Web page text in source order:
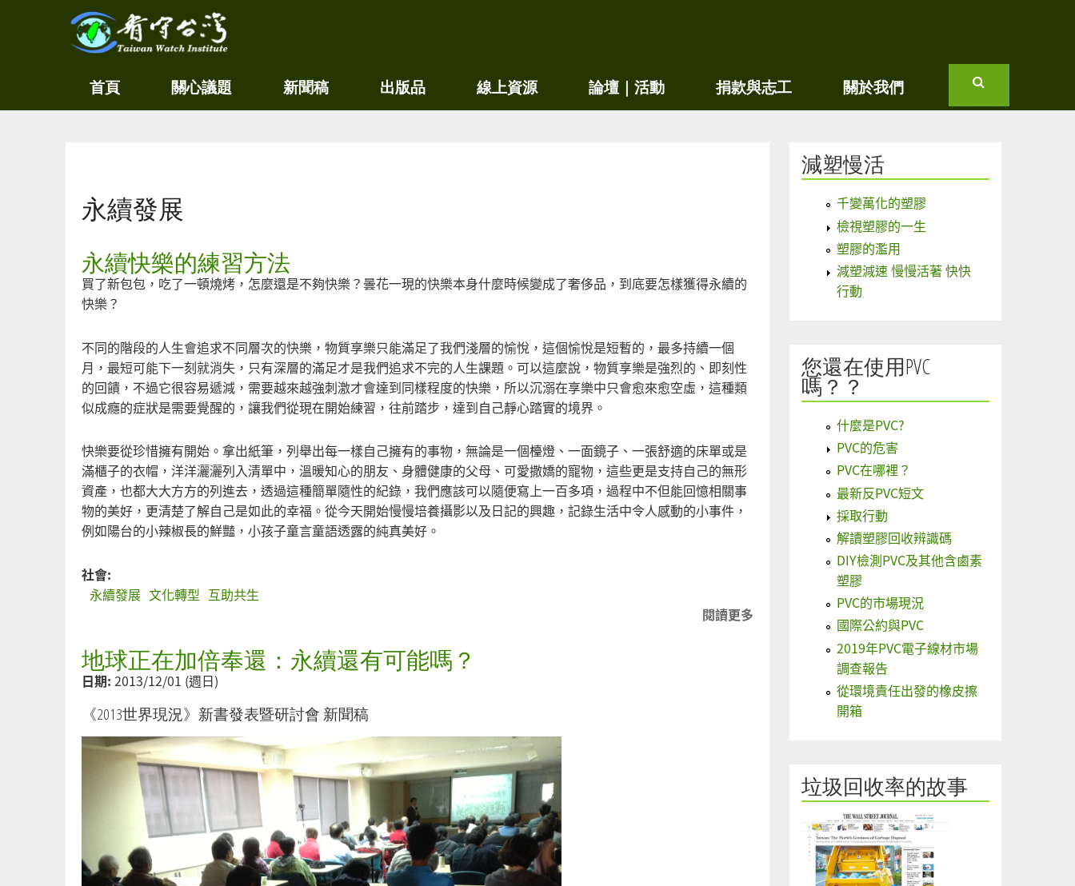
容
看守
台灣
環
首頁 關心議題 新聞稿 出版品 線上資源 論壇｜活動 捐款與志工 關於我們
尋
永續發展
永續快樂的練習方法
買了新包包，吃了一頓燒烤，怎麼還是不夠快樂？曇花一現的快樂本身什麼時候變成了奢侈品，到底要怎樣獲得永續的
快樂？
不同的階段的人生會追求不同層次的快樂，物質享樂只能滿足了我們淺層的愉悅，這個愉悅是短暫的，最多持續一個
月，最短可能下一刻就消失，只有深層的滿足才是我們追求不完的人生課題。可以這麼說，物質享樂是強烈的、即刻性
的回饋，不過它很容易遞減，需要越來越強刺激才會達到同樣程度的快樂，所以沉溺在享樂中只會愈來愈空虛，這種類
似成癮的症狀是需要覺醒的，讓我們從現在開始練習，往前踏步，達到自己靜心踏實的境界。
快樂要從珍惜擁有開始。拿出紙筆，列舉出每一樣自己擁有的事物，無論是一個檯燈、一面鏡子、一張舒適的床單或是
滿櫃子的衣帽，洋洋灑灑列入清單中，溫暖知心的朋友、身體健康的父母、可愛撒嬌的寵物，這些更是支持自己的無形
資產，也都大大方方的列進去，透過這種簡單隨性的紀錄，我們應該可以隨便寫上一百多項，過程中不但能回憶相關事
物的美好，更清楚了解自己是如此的幸福。從今天開始慢慢培養攝影以及日記的興趣，記錄生活中令人感動的小事件，
例如陽台的小辣椒長的鮮豔，小孩子童言童語透露的純真美好。
社會:
永續發展 文化轉型 互助共生
閱讀更多
地球正在加倍奉還：永續還有可能嗎？
日期: 2013/12/01 (週日)
《2013世界現況》新書發表暨研討會 新聞稿
減塑慢活
千變萬化的塑膠
檢視塑膠的一生
塑膠的濫用
減塑減速 慢慢活著 快快
行動
您還在使用PVC
嗎？？
什麼是PVC?
PVC的危害
PVC在哪裡？
最新反PVC短文
採取行動
解讀塑膠回收辨識碼
DIY檢測PVC及其他含鹵素
塑膠
PVC的市場現況
國際公約與PVC
2019年PVC電子線材市場
調查報告
從環境責任出發的橡皮擦
開箱
垃圾回收率的故事